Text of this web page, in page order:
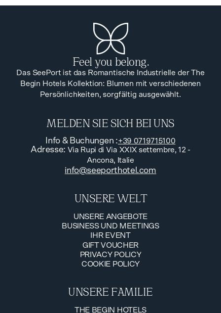
Feel you belong.
Das SeePort ist das Romantische Industrielle der The
Begin Hotels Kollektion: Blumen mit verschiedenen
Persönlichkeiten, sorgfältig ausgewählt.
MELDEN SIE SICH BEI UNS
Info & Buchungen :+39 0719715100
Adresse: Via Rupi di Via XXIX settembre, 12 -
Ancona, Italie
info@seeporthotel.com
UNSERE WELT
UNSERE ANGEBOTE
UNSERE ANGEBOTE
BUSINESS UND MEETINGS
BUSINESS UND MEETINGS
IHR EVENT
IHR EVENT
GIFT VOUCHER
GIFT VOUCHER
PRIVACY POLICY
PRIVACY POLICY
COOKIE POLICY
UNSERE FAMILIE
THE BEGIN HOTELS